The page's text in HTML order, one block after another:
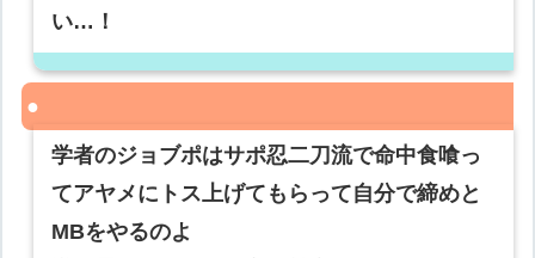
い…！
学者のジョブポはサポ忍二刀流で命中食喰っ
てアヤメにトス上げてもらって自分で締めと
MBをやるのよ